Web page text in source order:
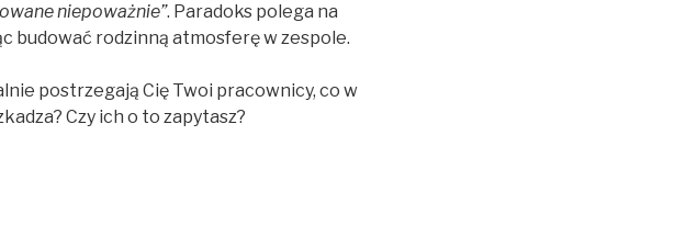
niepoważnie”. Paradoks polega na
budować rodzinną atmosferę w zespole.
postrzegają Cię Twoi pracownicy, co w
Czy ich o to zapytasz?